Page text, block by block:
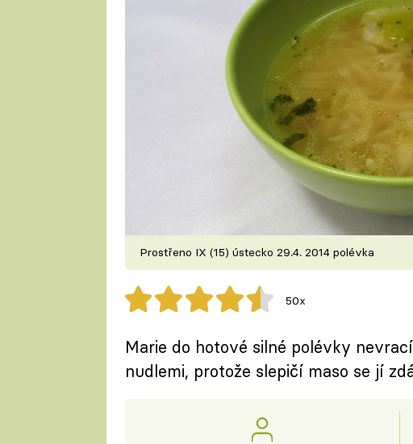
Prostřeno IX (15) ústecko 29.4. 2014 polévka
50x
Marie do hotové silné polévky
nudlemi, protože slepičí maso se jí